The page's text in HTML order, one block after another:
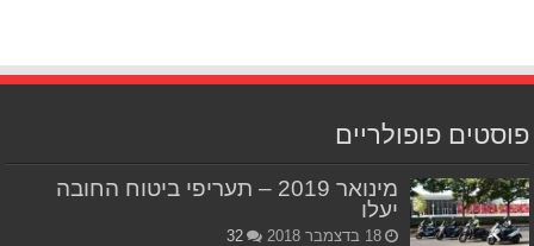
פוסטים פופולריים
מינואר 2019 – תעריפי ביטוח החובה
יעלו
18 בדצמבר 2018 32